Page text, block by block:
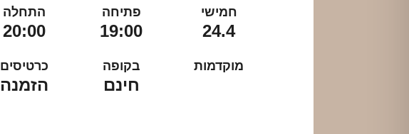
חמישי
24.4
פתיחה
19:00
התחלה
20:00
מוקדמות בקופה
חינם
כרטיסים
הזמנה